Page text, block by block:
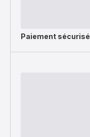
Paiement sécurisé